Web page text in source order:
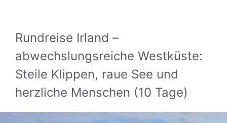
Rundreise Irland –
abwechslungsreiche Westküste:
Steile Klippen, raue See und
herzliche Menschen (10 Tage)